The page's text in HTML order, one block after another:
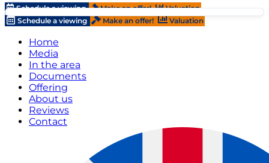
Schedule a viewing Make an offer!
Valuation
Schedule a viewing
Make an offer! Valuation
Home
Media
In the area
Documents
Offering
About us
Reviews
Contact